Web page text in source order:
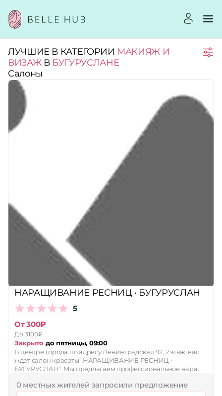
Город:
Категории:
Услуги:
Стоимость услуг:
Принимает сертификаты
Сбросить
ЛУЧШИЕ В КАТЕГОРИИ МАКИЯЖ И
ВИЗАЖВ БУГУРУСЛАНЕ
Салоны
НАРАЩИВАНИЕ РЕСНИЦ • БУГУРУСЛАН
5
От 300₽
До 3100₽
Закрыто до пятницы, 09:00
В центре города по адресу Ленинградская 92, 2 этаж, вас
ждет салон красоты "НАРАЩИВАНИЕ РЕСНИЦ •
БУГУРУСЛАН". Мы предлагаем профессиональное нара…
0 местных жителей запросили предложение